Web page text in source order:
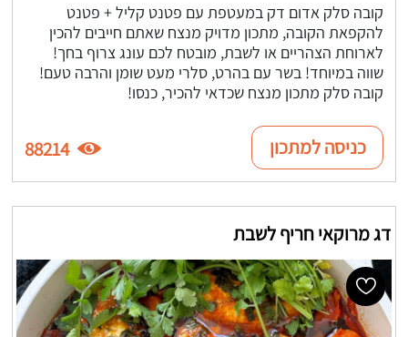
קובה סלק אדום דק במעטפת עם פטנט קליל + פטנט
להקפאת הקובה, מתכון מדויק מנצח שאתם חייבים להכין
לארוחת הצהריים או לשבת, מובטח לכם עונג צרוף בחך!
שווה במיוחד! בשר עם בהרט, סלרי מעט שומן והרבה טעם!
קובה סלק מתכון מנצח שכדאי להכיר, כנסו!
כניסה למתכון 88214
דג מרוקאי חריף לשבת